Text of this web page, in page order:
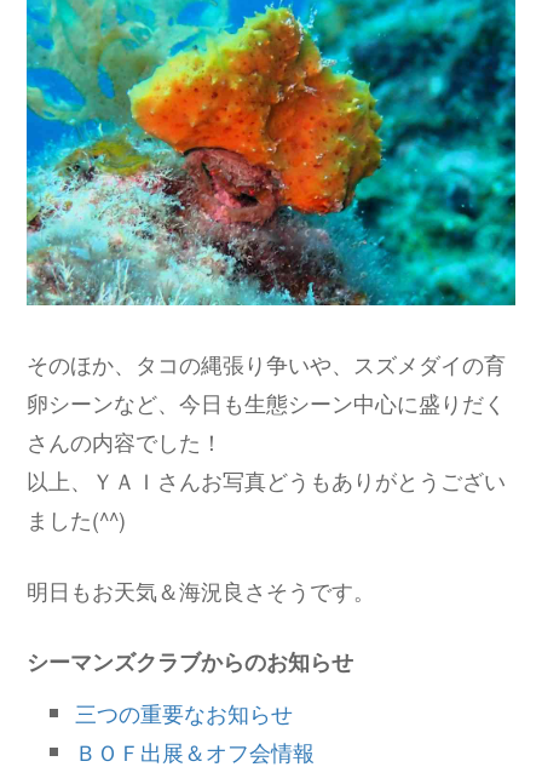
そのほか、タコの縄張り争いや、スズメダイの育
卵シーンなど、今日も生態シーン中心に盛りだく
さんの内容でした！
以上、ＹＡＩさんお写真どうもありがとうござい
ました(^^)
明日もお天気＆海況良さそうです。
シーマンズクラブからのお知らせ
三つの重要なお知らせ
ＢＯＦ出展＆オフ会情報